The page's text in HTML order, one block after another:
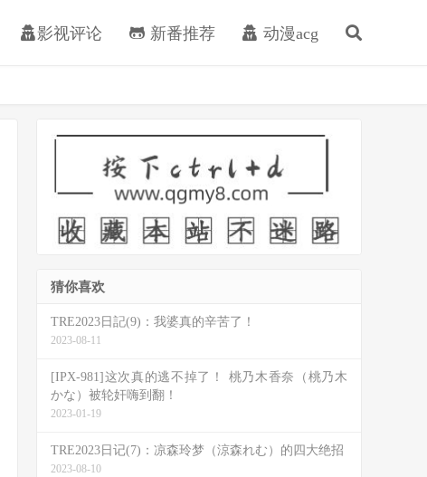
影视评论 新番推荐 动漫acg
猜你喜欢
TRE2023日記(9)：我婆真的辛苦了！
2023-08-11
[IPX-981]这次真的逃不掉了！ 桃乃木香奈（桃乃木
かな）被轮奸嗨到翻！
2023-01-19
TRE2023日记(7)：凉森玲梦（涼森れむ）的四大绝招
2023-08-10